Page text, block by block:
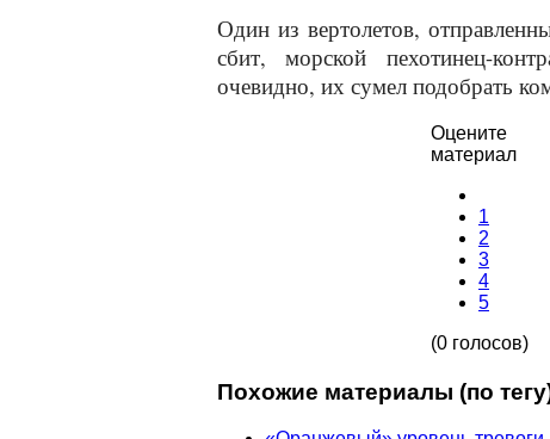
Один из вертолетов,
сбит, морской пехотинец-
очевидно, их сумел подобрать
Оцените
материал
1
2
3
4
5
(0 голосов)
Похожие материалы (по